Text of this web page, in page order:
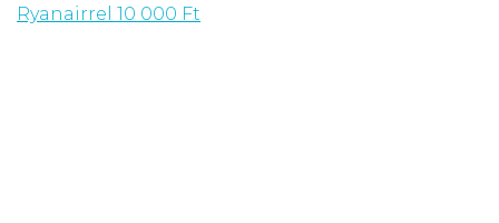
Ryanairrel 10 000 Ft